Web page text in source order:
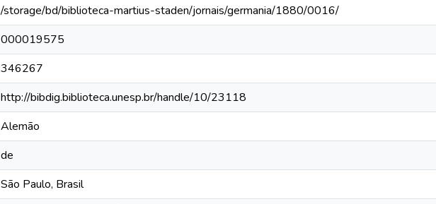
/storage/bd/biblioteca-martius-staden/jornais/germania/1880/0016/
000019575
346267
http://bibdig.biblioteca.unesp.br/handle/10/23118
Alemão
de
São Paulo, Brasil